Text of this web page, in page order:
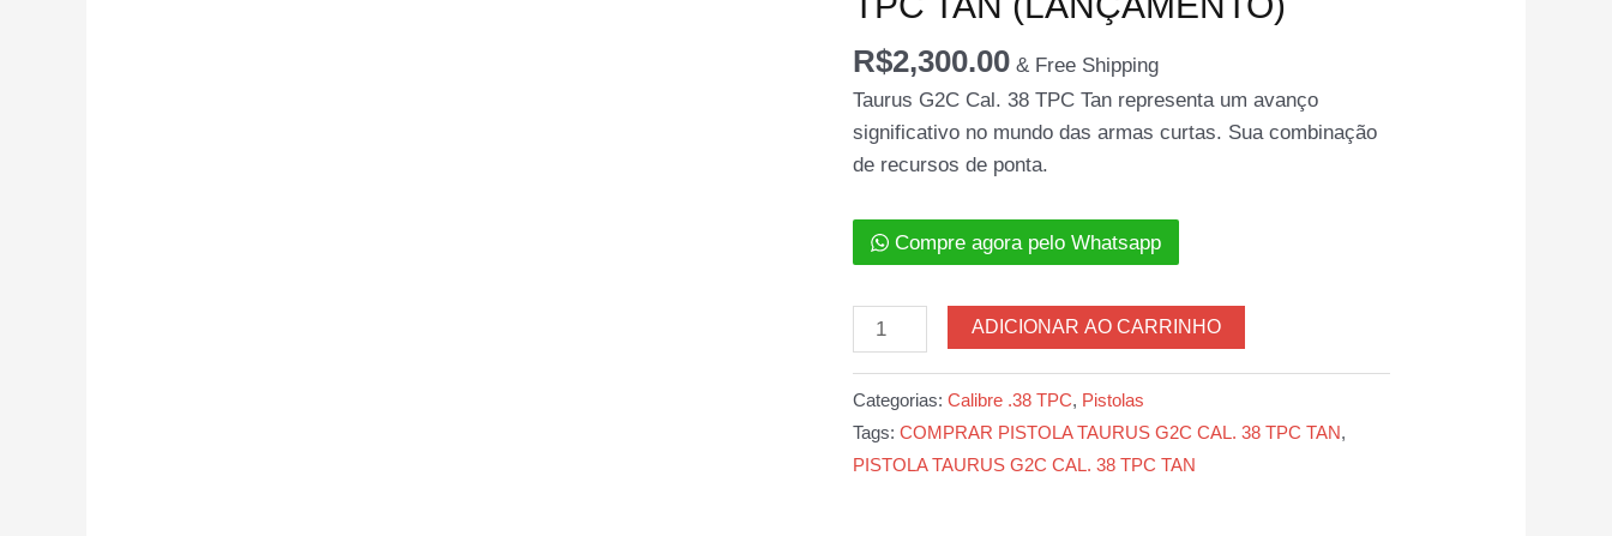
R$2,300.00 & Free Shipping
Taurus G2C Cal. 38 TPC Tan representa um avanço
significativo no mundo das armas curtas. Sua combinação
de recursos de ponta.
Compre agora pelo Whatsapp
PISTOLA
TAURUS
ADICIONAR AO CARRINHO
Categorias: Calibre .38 TPC, Pistolas
Tags: COMPRAR PISTOLA TAURUS G2C CAL. 38 TPC TAN,
PISTOLA TAURUS G2C CAL. 38 TPC TAN